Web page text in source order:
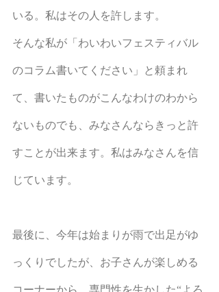
いる。私はその人を許します。
そんな私が「わいわいフェスティバル
のコラム書いてください」と頼まれ
て、書いたものがこんなわけのわから
ないものでも、みなさんならきっと許
すことが出来ます。私はみなさんを信
じています。
最後に、今年は始まりが雨で出足がゆ
っくりでしたが、お子さんが楽しめる
コーナーから、専門性を生かした“よろ